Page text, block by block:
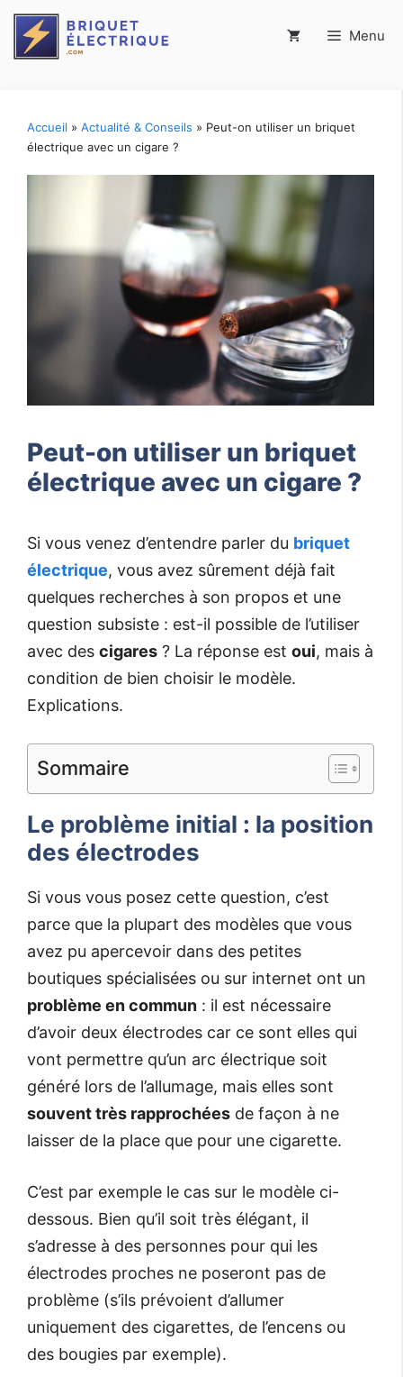
Aller
Menu
Accueil » Actualité & Conseils » Peut-on utiliser un briquet
électrique avec un cigare ?
Peut-on utiliser un briquet
électrique avec un cigare ?
Si vous venez d’entendre parler du briquet
électrique, vous avez sûrement déjà fait
quelques recherches à son propos et une
question subsiste : est-il possible de l’utiliser
avec des cigares ? La réponse est oui, mais à
condition de bien choisir le modèle.
Explications.
Sommaire
Le problème initial : la position
des électrodes
Si vous vous posez cette question, c’est
parce que la plupart des modèles que vous
avez pu apercevoir dans des petites
boutiques spécialisées ou sur internet ont un
problème en commun : il est nécessaire
d’avoir deux électrodes car ce sont elles qui
vont permettre qu’un arc électrique soit
généré lors de l’allumage, mais elles sont
souvent très rapprochées de façon à ne
laisser de la place que pour une cigarette.
C’est par exemple le cas sur le modèle ci-
dessous. Bien qu’il soit très élégant, il
s’adresse à des personnes pour qui les
électrodes proches ne poseront pas de
problème (s’ils prévoient d’allumer
uniquement des cigarettes, de l’encens ou
des bougies par exemple).